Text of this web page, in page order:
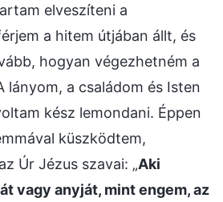
elveszíteni a
a hitem útjában állt, és
hogyan végezhetném a
lányom, a családom és Isten
kész lemondani. Éppen
küszködtem,
Úr Jézus szavai: „Aki
vagy anyját, mint engem, az